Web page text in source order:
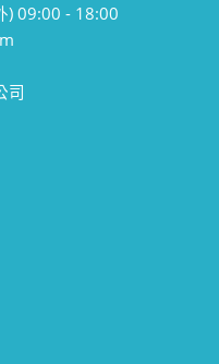
) 09:00 - 18:00
司